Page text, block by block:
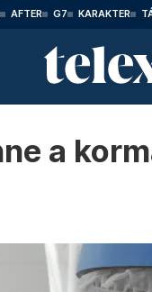
AFTER G7 KARAKTER
a